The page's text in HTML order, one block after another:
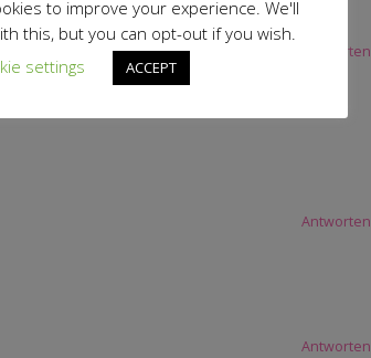
Antworten
Antworten
Antworten
to improve your experience. We'll
this, but you can opt-out if you wish.
settings
ACCEPT